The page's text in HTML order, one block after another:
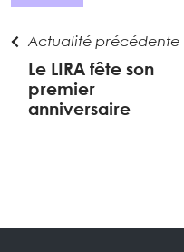
Actualité précédente
Le LIRA fête son
premier
anniversaire